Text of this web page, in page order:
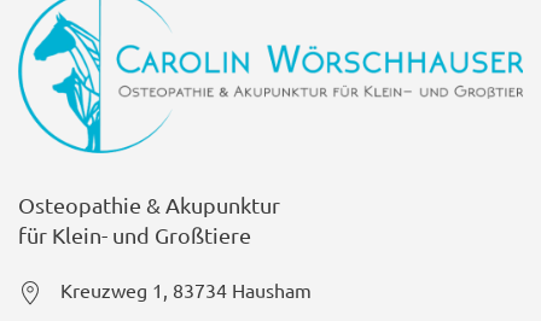
Osteopathie & Akupunktur
für Klein- und Großtiere
Kreuzweg 1, 83734 Hausham